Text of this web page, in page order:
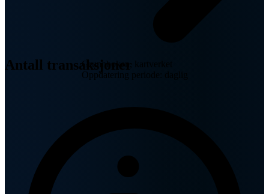
Antall transaksjoner
Grunnboken, kartverket
Oppdatering periode: daglig